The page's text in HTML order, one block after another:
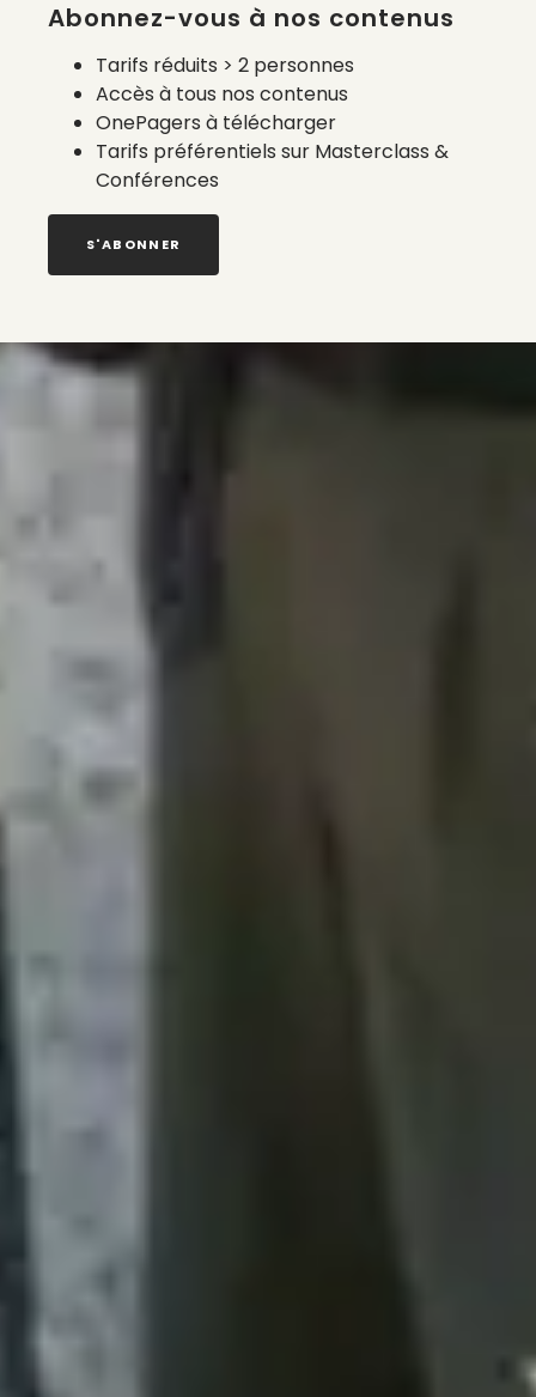
Abonnez-vous à nos contenus
Tarifs réduits > 2 personnes
Accès à tous nos contenus
OnePagers à télécharger
Tarifs préférentiels sur Masterclass &
Conférences
S'ABONNER